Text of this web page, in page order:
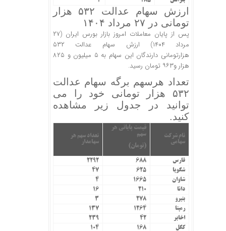
ارزش سهام عدالت ۵۳۲ هزار
تومانی در ۲۷ مرداد ۱۴۰۴
پس از پایان معاملات امروز بازار بورس ایران (۲۷
مرداد ۱۴۰۴) ارزش سهام عدالت ۵۳۲
هزارتومانی دارندگان این سهام به ۵ میلیون و ۸۲۵
هزار و۹۶۳ تومان رسید.
تعداد هرسهم برگه سهام عدالت
۵۳۲ هزار تومانی خود را می
توانید در جدول زیر مشاهده
کنید.
نام شرکت
سهامی
قیمت پایانی هر
سهم
(تومان)
تعداد سهم هر
سهامدار
فارس ۶۸۸
۲۲۹۲
شگویا
۶۲۵
۴۷
شاوان
۱۶۶۵
۴
دانا
۲۱۰
۱۶
بنیرو
۲۷۸
۳
رمپنا
۱۲۶۴
۱۳۷
اخابر
۴۲
۲۳۹
کگل
۱۶۸ ۱۰۴